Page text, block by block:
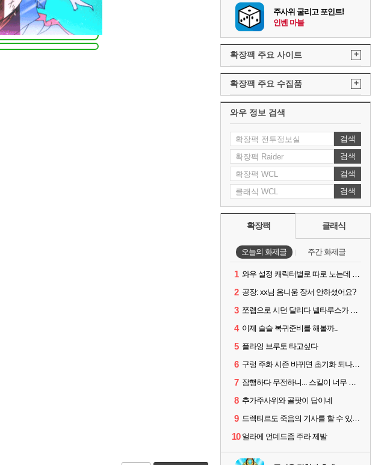
주사위 굴리고 포인트!
인벤 마블
확장팩 주요 사이트 +
확장팩 주요 수집품 +
와우 정보 검색
검색
검색
검색
검색
확장팩 클래식
오늘의 화제글 주간 화제글
1 와우 설정 캐릭터별로 따로 노는데 통일시키는법 있나요
2 공장: xx님 옴니움 장서 안하셨어요?
3 쪼렙으로 시던 달리다 넬타루스가 나오면 긴장해야 할 몹
4 이제 슬슬 복귀준비를 해볼까..
5 플라잉 브루토 타고싶다
6 구렁 주화 시즌 바뀌면 초기화 되나요?
7 잠행하다 무전하니... 스킬이 너무 많소...ㅠㅠ
8 추가주사위와 골팟이 답이네
9 드렉티르도 죽음의 기사를 할 수 있기를
10 얼라에 언데드좀 주라 제발